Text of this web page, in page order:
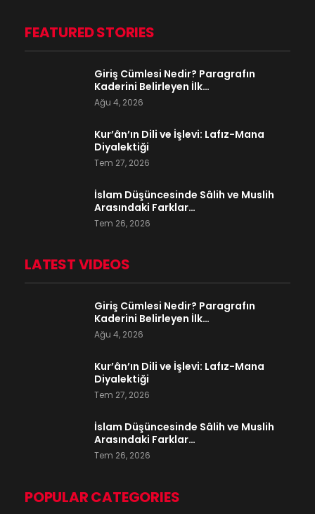
FEATURED STORIES
Giriş Cümlesi Nedir? Paragrafın
Kaderini Belirleyen İlk…
Ağu 4, 2026
Kur’ân’ın Dili ve İşlevi: Lafız-Mana
Diyalektiği
Tem 27, 2026
İslam Düşüncesinde Sâlih ve Muslih
Arasındaki Farklar…
Tem 26, 2026
LATEST VIDEOS
Giriş Cümlesi Nedir? Paragrafın
Kaderini Belirleyen İlk…
Ağu 4, 2026
Kur’ân’ın Dili ve İşlevi: Lafız-Mana
Diyalektiği
Tem 27, 2026
İslam Düşüncesinde Sâlih ve Muslih
Arasındaki Farklar…
Tem 26, 2026
POPULAR CATEGORIES